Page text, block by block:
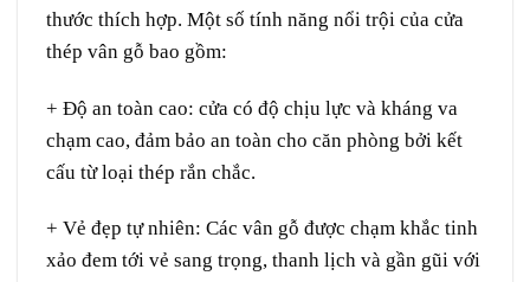
thước thích hợp. Một số tính năng nổi trội của cửa
thép vân gỗ bao gồm:
+ Độ an toàn cao: cửa có độ chịu lực và kháng va
chạm cao, đảm bảo an toàn cho căn phòng bởi kết
cấu từ loại thép rắn chắc.
+ Vẻ đẹp tự nhiên: Các vân gỗ được chạm khắc tinh
xảo đem tới vẻ sang trọng, thanh lịch và gần gũi với